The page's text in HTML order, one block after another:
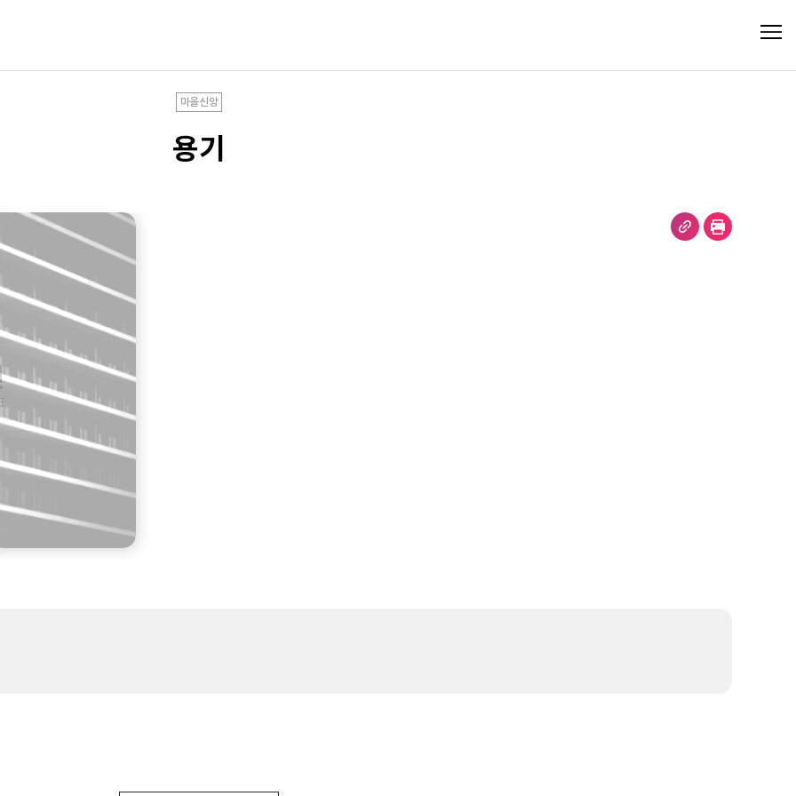
마을신앙
용기